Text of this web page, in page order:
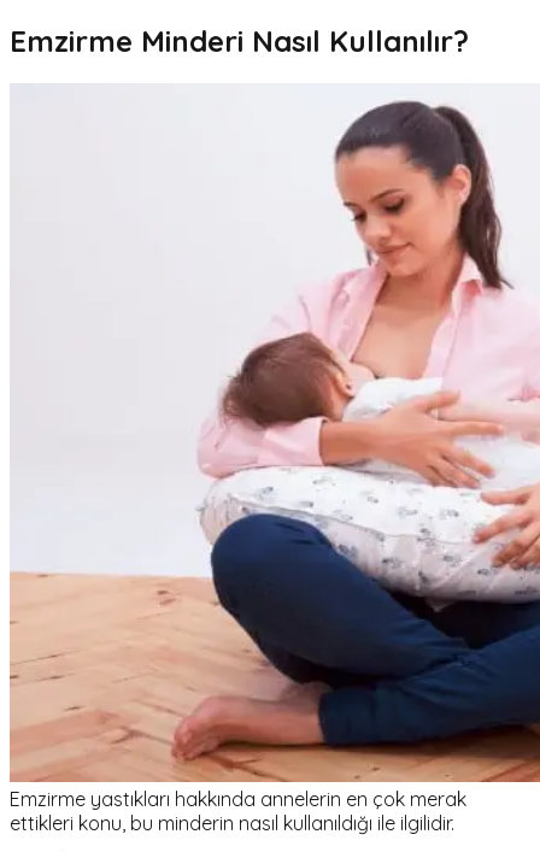
Emzirme Minderi Nasıl Kullanılır?
Emzirme yastıkları hakkında annelerin en çok merak
ettikleri konu, bu minderin nasıl kullanıldığı ile ilgilidir.